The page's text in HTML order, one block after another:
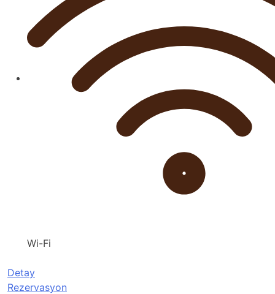
Wi-Fi
Detay
Rezervasyon